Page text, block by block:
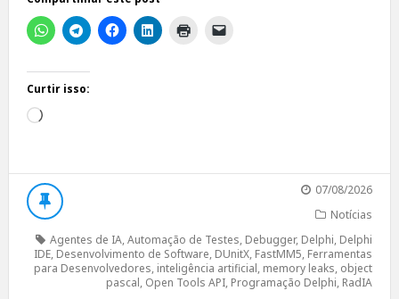
Curtir isso:
Carregando...
07/08/2026
Notícias
Agentes de IA,Automação de Testes, Debugger, Delphi, Delphi
IDE, Desenvolvimento de Software, DUnitX, FastMM5, Ferramentas
para Desenvolvedores, inteligência artificial, memory leaks, object
pascal, Open Tools API, Programação Delphi, RadIA